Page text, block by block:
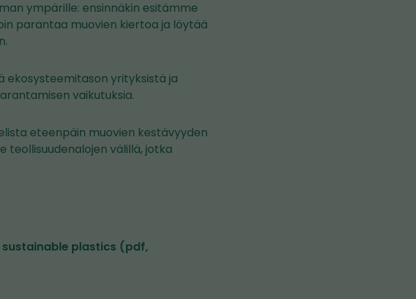
ympärille: ensinnäkin esitämme
parantaa muovien kiertoa ja löytää
ekosysteemitason yrityksistä ja
vaikutuksia.
eteenpäin muovien kestävyyden
välillä, jotka
plastics (pdf,